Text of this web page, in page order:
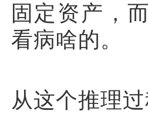
固定资产，
看病啥的。
从这个推理